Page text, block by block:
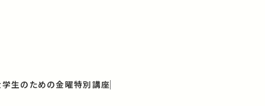
生のための金曜特別講座